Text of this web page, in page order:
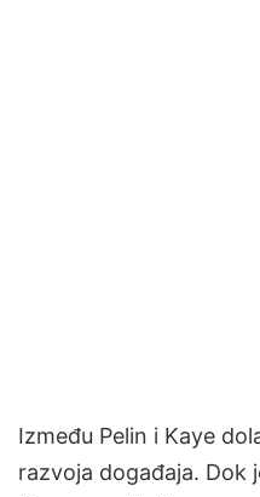
Između Pelin i Kaye
razvoja događaja. Dok